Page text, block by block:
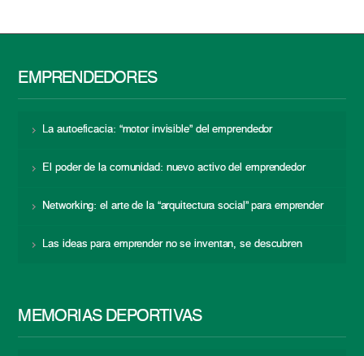
EMPRENDEDORES
La autoeficacia: “motor invisible” del emprendedor
El poder de la comunidad: nuevo activo del emprendedor
Networking: el arte de la “arquitectura social” para emprender
Las ideas para emprender no se inventan, se descubren
MEMORIAS DEPORTIVAS